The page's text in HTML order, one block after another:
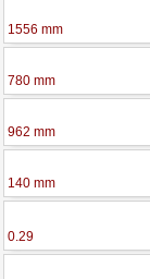
1556 mm
780 mm
962 mm
140 mm
0.29